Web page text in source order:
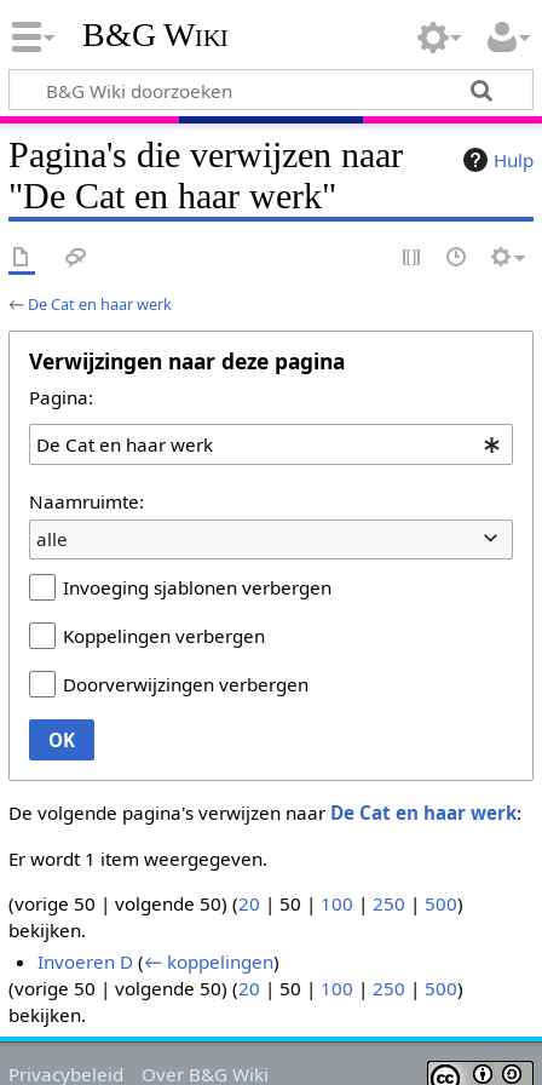
B&G Wiki
Hulp
Pagina's die verwijzen naar
"De Cat en haar werk"
← De Cat en haar werk
Verwijzingen naar deze pagina
Pagina:
Naamruimte:
alle
Invoeging sjablonen verbergen
Koppelingen verbergen
Doorverwijzingen verbergen
OK
De volgende pagina's verwijzen naar De Cat en haar werk:
Er wordt 1 item weergegeven.
(vorige 50 | volgende 50) (20 | 50 | 100 | 250 | 500)
bekijken.
Invoeren D (← koppelingen)
(vorige 50 | volgende 50) (20 | 50 | 100 | 250 | 500)
bekijken.
Privacybeleid Over B&G Wiki